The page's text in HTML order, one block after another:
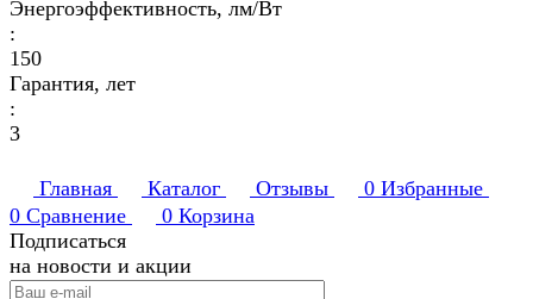
Энергоэффективность, лм/Вт
:
150
Гарантия, лет
:
3
Главная Каталог Отзывы 0 Избранные
0 Сравнение 0 Корзина
Подписаться
на новости и акции